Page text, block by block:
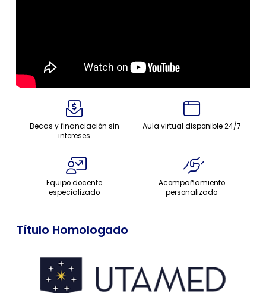
Becas y financiación sin
intereses
Aula virtual disponible 24/7
Equipo docente
especializado
Acompañamiento
personalizado
Título Homologado